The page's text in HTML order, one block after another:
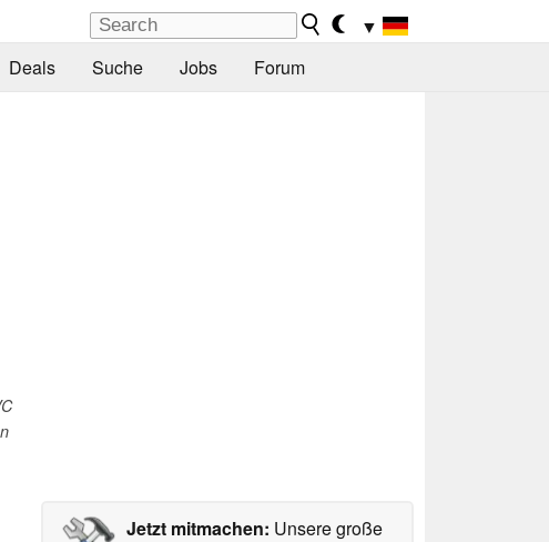
▼
Deals Suche Jobs Forum
Jetzt mitmachen: Unsere große